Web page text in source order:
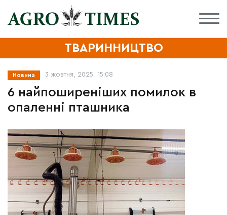
ТВАРИННИЦТВО
Новина 3 жовтня, 2025, 15:08
6 найпоширеніших помилок в
опаленні пташника